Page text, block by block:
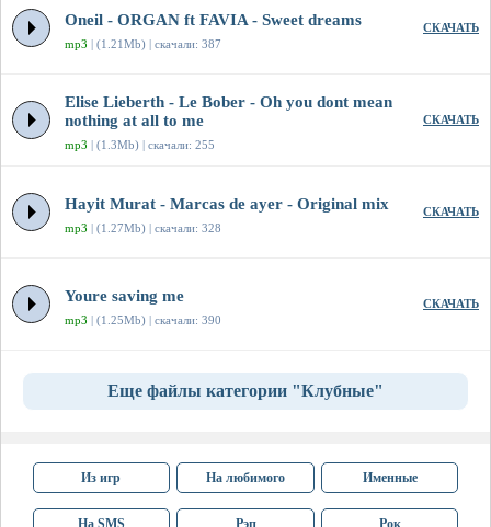
Oneil - ORGAN ft FAVIA - Sweet dreams
mp3 | (1.21Mb) | скачали: 387
СКАЧАТЬ
Elise Lieberth - Le Bober - Oh you dont mean
nothing at all to me
mp3 | (1.3Mb) | скачали: 255
СКАЧАТЬ
Hayit Murat - Marcas de ayer - Original mix
mp3 | (1.27Mb) | скачали: 328
СКАЧАТЬ
Youre saving me
mp3 | (1.25Mb) | скачали: 390
СКАЧАТЬ
Еще файлы категории "Клубные"
Из игр На любимого Именные